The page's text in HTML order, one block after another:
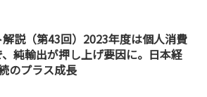
説（第43回）2023年度は個人消費
純輸出が押し上げ要因に。日本経
のプラス成長